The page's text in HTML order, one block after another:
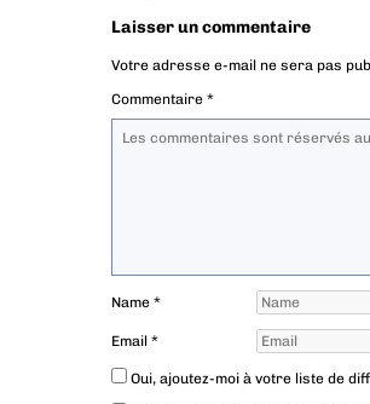
Laisser un commentaire
Votre adresse e-mail ne sera pas
Commentaire *
Name *
Email *
Oui, ajoutez-moi à votre liste de